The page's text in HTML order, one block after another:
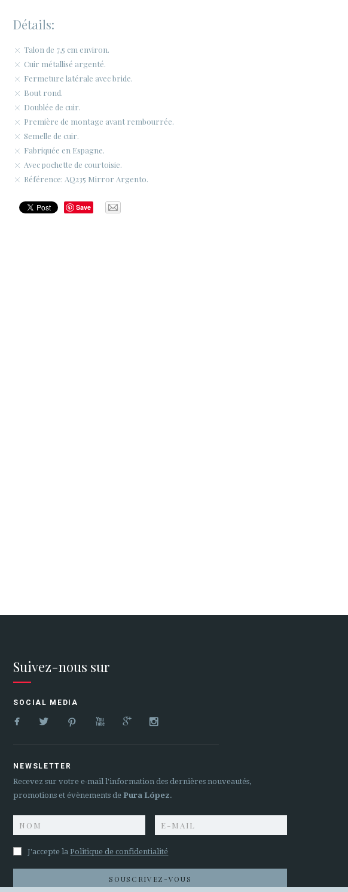
Détails:
Talon de 7,5 cm environ.
Cuir métallisé argenté.
Fermeture latérale avec bride.
Bout rond.
Doublée de cuir.
Première de montage avant rembourrée.
Semelle de cuir.
Fabriquée en Espagne.
Avec pochette de courtoisie.
Référence: AQ235 Mirror Argento.
Save
Suivez-nous sur
SOCIAL MEDIA
     
NEWSLETTER
Recevez sur votre e-mail l'information des dernières nouveautés,
promotions et évènements de Pura López.
J'accepte laPolitique de confidentialité
SOUSCRIVEZ-VOUS